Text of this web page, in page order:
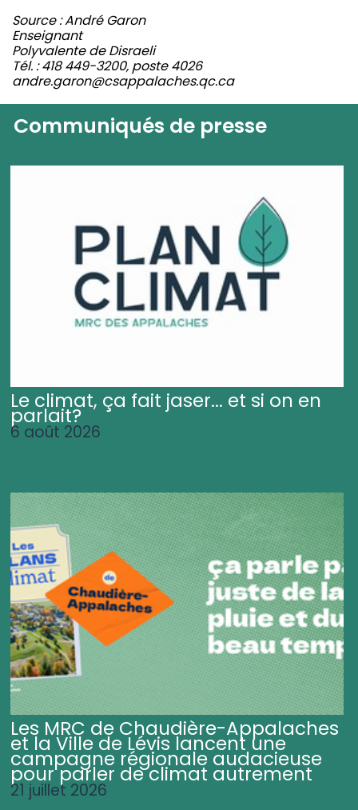
Source : André Garon
Enseignant
Polyvalente de Disraeli
Tél. : 418 449-3200, poste 4026
andre.garon@csappalaches.qc.ca
Communiqués de presse
Le climat, ça fait jaser... et si on en
parlait?
6 août 2026
Les MRC de Chaudière-Appalaches
et la Ville de Lévis lancent une
campagne régionale audacieuse
pour parler de climat autrement
21 juillet 2026